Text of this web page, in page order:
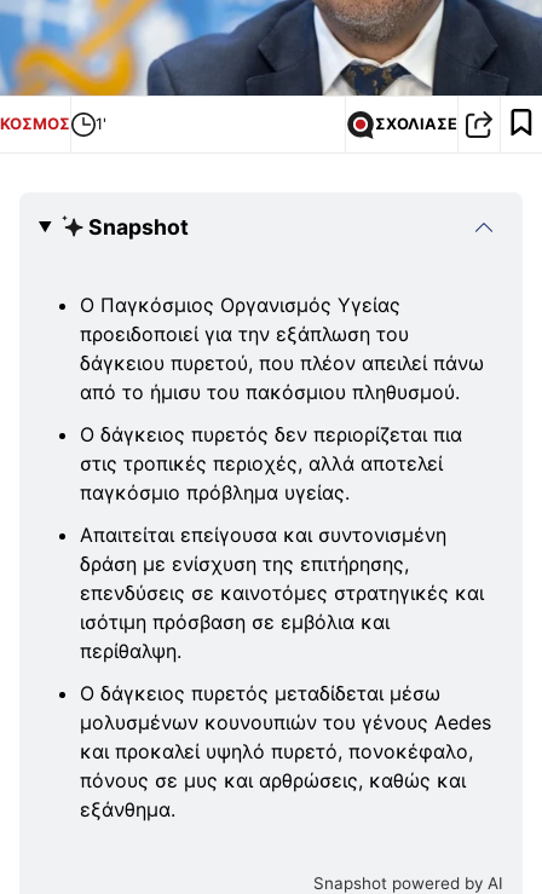
ΚΟΣΜΟΣ 1' ΣΧΟΛΙΑΣΕ
Snapshot
Ο Παγκόσμιος Οργανισμός Υγείας
προειδοποιεί για την εξάπλωση του
δάγκειου πυρετού, που πλέον απειλεί πάνω
από το ήμισυ του πακόσμιου πληθυσμού.
Ο δάγκειος πυρετός δεν περιορίζεται πια
στις τροπικές περιοχές, αλλά αποτελεί
παγκόσμιο πρόβλημα υγείας.
Απαιτείται επείγουσα και συντονισμένη
δράση με ενίσχυση της επιτήρησης,
επενδύσεις σε καινοτόμες στρατηγικές και
ισότιμη πρόσβαση σε εμβόλια και
περίθαλψη.
Ο δάγκειος πυρετός μεταδίδεται μέσω
μολυσμένων κουνουπιών του γένους Aedes
και προκαλεί υψηλό πυρετό, πονοκέφαλο,
πόνους σε μυς και αρθρώσεις, καθώς και
εξάνθημα.
Snapshot powered by AI